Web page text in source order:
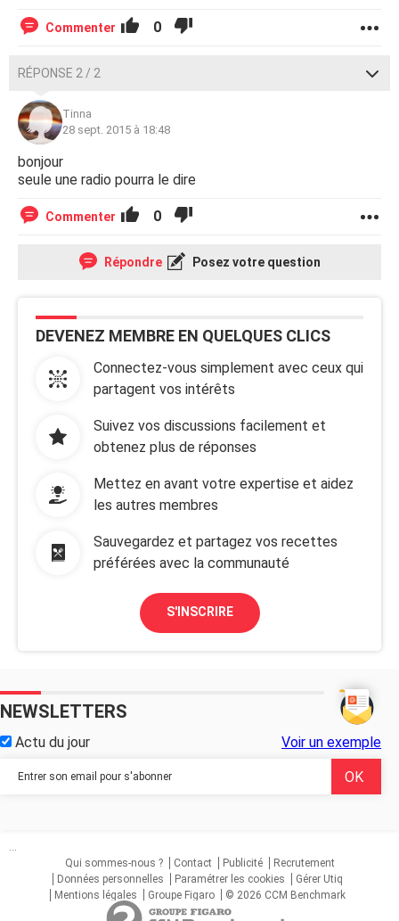
Commenter 0
RÉPONSE 2 / 2
Tinna
28 sept. 2015 à 18:48
bonjour
seule une radio pourra le dire
Commenter 0
Répondre Posez votre question
DEVENEZ MEMBRE EN QUELQUES CLICS
Connectez-vous simplement avec ceux qui
partagent vos intérêts
Suivez vos discussions facilement et
obtenez plus de réponses
Mettez en avant votre expertise et aidez
les autres membres
Sauvegardez et partagez vos recettes
préférées avec la communauté
S'INSCRIRE
NEWSLETTERS
Actu du jour Voir un exemple
...
Qui sommes-nous ?
Contact Publicité
Recrutement
Données personnelles
Paramétrer les cookies
Gérer Utiq
Mentions légales
Groupe Figaro © 2026 CCM Benchmark